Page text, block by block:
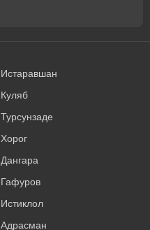
Истаравшан
Куляб
Турсунзаде
Хорог
Дангара
Гафуров
Истиклол
Адрасман